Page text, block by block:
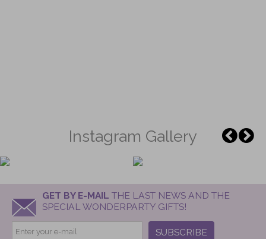
Instagram Gallery
GET BY E-MAIL THE LAST NEWS AND THE
SPECIAL WONDERPARTY GIFTS!
SUBSCRIBE